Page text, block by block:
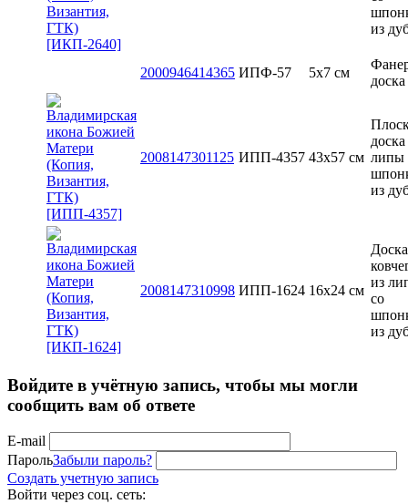
из
2000946414365 ИПФ-57 5x7 см
доска
2008147301125 ИПП-4357 43x57 см липы
из
2008147310998 ИПП-1624 16x24 см
из
со
из
Войдите в учётную запись, чтобы мы могли
сообщить вам об ответе
E-mail
ПарольЗабыли пароль?
Создать учетную запись
Войти через соц. сеть: